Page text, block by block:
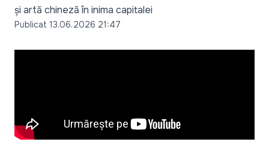
și artă chineză în inima capitalei
Publicat 13.06.2026 21:47